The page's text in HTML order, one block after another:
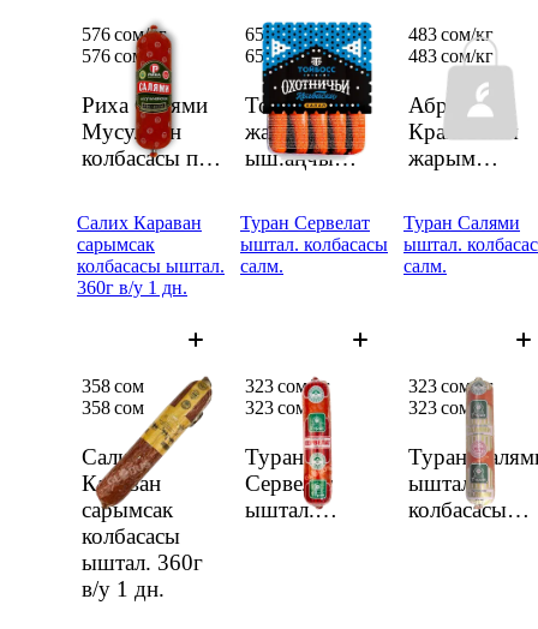
Риха Салями
Мусулман
колбасасы п/
576 сом/кг
576 сом/кг
ТойБосс
жарым
ыш.аңчы
салм.
651 сом/кг
651 сом/кг
Аброй
Краковская
жарым
колбаса салм.
483 сом/кг
483 сом/кг
Салих Караван
сарымсак
колбасасы ыштал.
360г в/у 1 дн.
Салих
Караван
сарымсак
колбасасы
ыштал. 360г
в/у 1 дн.
358 сом
358 сом
Туран Сервелат
ыштал. колбасасы
салм.
Туран
Сервелат
ыштал.
323 сом/кг
323 сом/кг
Туран Салями
ыштал.
салм.
Туран
ыштал.
колбасасы
323 сом/кг
323 сом/кг